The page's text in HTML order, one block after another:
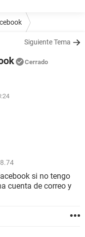
Siguiente Tema
Cerrado
si no tengo
cuenta de correo y